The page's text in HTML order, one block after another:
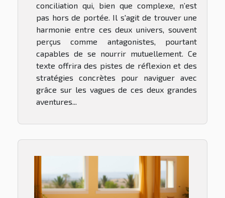
conciliation qui, bien que complexe, n’est
pas hors de portée. Il s'agit de trouver une
harmonie entre ces deux univers, souvent
perçus comme antagonistes, pourtant
capables de se nourrir mutuellement. Ce
texte offrira des pistes de réflexion et des
stratégies concrètes pour naviguer avec
grâce sur les vagues de ces deux grandes
aventures...